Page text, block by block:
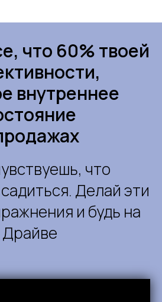
что 60% твоей
внутреннее
что
Делай эти
и будь на
Драйве